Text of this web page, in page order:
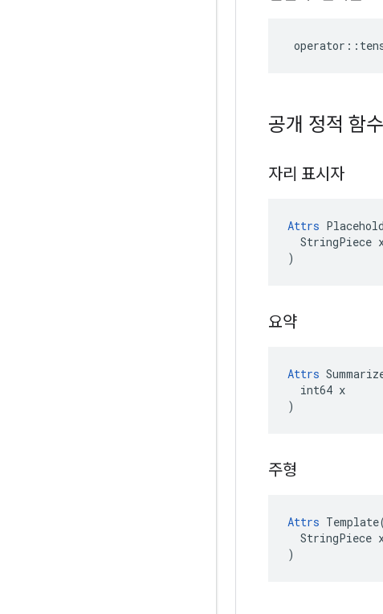
operator ::
공개 정적 함수
자리 표시자
Attrs
StringPiece
)
요약
Attrs
  int64 x
)
주형
Attrs
StringPiece
)